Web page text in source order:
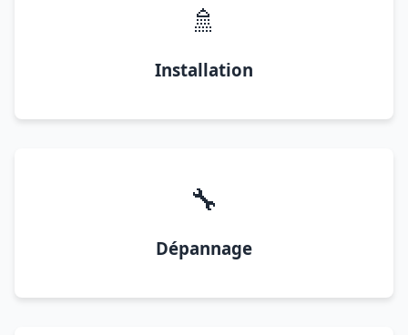
🚿
Installation
🔧
Dépannage